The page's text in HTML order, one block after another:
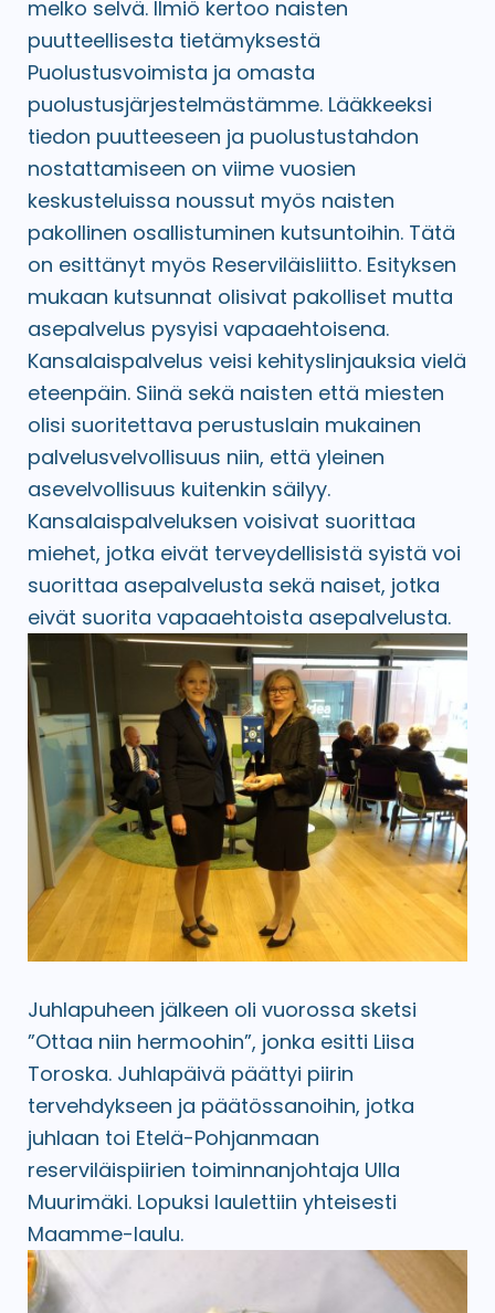
melko selvä. Ilmiö kertoo naisten
puutteellisesta tietämyksestä
Puolustusvoimista ja omasta
puolustusjärjestelmästämme. Lääkkeeksi
tiedon puutteeseen ja puolustustahdon
nostattamiseen on viime vuosien
keskusteluissa noussut myös naisten
pakollinen osallistuminen kutsuntoihin. Tätä
on esittänyt myös Reserviläisliitto. Esityksen
mukaan kutsunnat olisivat pakolliset mutta
asepalvelus pysyisi vapaaehtoisena.
Kansalaispalvelus veisi kehityslinjauksia vielä
eteenpäin. Siinä sekä naisten että miesten
olisi suoritettava perustuslain mukainen
palvelusvelvollisuus niin, että yleinen
asevelvollisuus kuitenkin säilyy.
Kansalaispalveluksen voisivat suorittaa
miehet, jotka eivät terveydellisistä syistä voi
suorittaa asepalvelusta sekä naiset, jotka
eivät suorita vapaaehtoista asepalvelusta.
Juhlapuheen jälkeen oli vuorossa sketsi
”Ottaa niin hermoohin”, jonka esitti Liisa
Toroska. Juhlapäivä päättyi piirin
tervehdykseen ja päätössanoihin, jotka
juhlaan toi Etelä-Pohjanmaan
reserviläispiirien toiminnanjohtaja Ulla
Muurimäki. Lopuksi laulettiin yhteisesti
Maamme-laulu.